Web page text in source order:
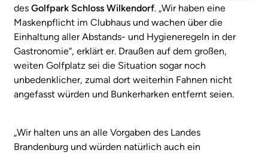
des Golfpark Schloss Wilkendorf. „Wir haben eine
Maskenpflicht im Clubhaus und wachen über die
Einhaltung aller Abstands- und Hygieneregeln in der
Gastronomie“, erklärt er. Draußen auf dem großen,
weiten Golfplatz sei die Situation sogar noch
unbedenklicher, zumal dort weiterhin Fahnen nicht
angefasst würden und Bunkerharken entfernt seien.
„Wir halten uns an alle Vorgaben des Landes
Brandenburg und würden natürlich auch ein